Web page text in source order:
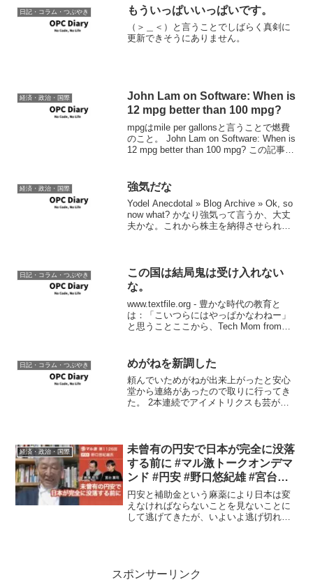
日記・コラム・つぶやき もういっぱいいっぱいです。
（＞＿＜）と言うことでしばらく真剣に
更新できそうにありません。
経済・政治・国際
John Lam on Software: When is
12 mpg better than 100 mpg?
mpgはmile per gallonsと言うことで燃費
のこと。 John Lam on Software: When is
12 mpg better than 100 mpg? この記事に
経済・政治・国際 強気だな
Yodel Anecdotal » Blog Archive » Ok, so
now what? かなり強気って言うか、大丈
夫かな。これから株主を納得させられる
日記・コラム・つぶやき
この国は結局鬼は受け入れない
な。
www.textfile.org - 豊かな時代の教育と
は：「こいつらにはやっぱかなわねー」
と思うことここから、Tech Mom from
うことア...
日記・コラム・つぶやき めがねを新調した
頼んでいためがねが出来上がったと安心
堂から連絡があったので取りに行ってき
た。 2本連続でアイメトリクスも芸がな
ないのが特徴...
経済・政治・国際
未曾有の円安で日本が完全に没落
する前に #マル激トークオンデマ
ンド #円安 #野口悠紀雄 #宮台真
司 #神保哲生
円安と補助金という麻薬により日本は変
えなければならないことを見ないことに
して逃げてきたが、いよいよ逃げ切れな
スポンサーリンク